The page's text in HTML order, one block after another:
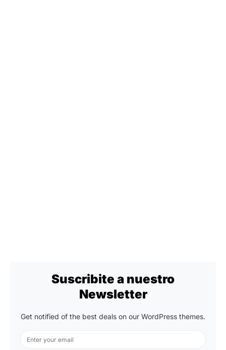
Suscribite a nuestro
Newsletter
Get notified of the best deals on our WordPress themes.